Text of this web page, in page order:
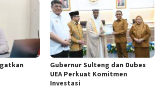
Gubernur Sulteng dan Dubes
UEA Perkuat Komitmen
Investasi